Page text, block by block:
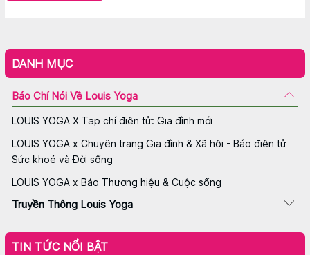
DANH MỤC
Báo Chí Nói Về Louis Yoga
LOUIS YOGA X Tạp chí điện tử: Gia đình mới
LOUIS YOGA x Chuyên trang Gia đình & Xã hội - Báo điện tử
Sức khoẻ và Đời sống
LOUIS YOGA x Báo Thương hiệu & Cuộc sống
Truyền Thông Louis Yoga
TIN TỨC NỔI BẬT